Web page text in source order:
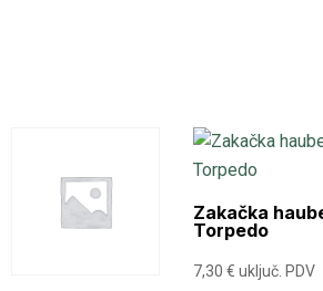
Zakačka
Torpedo
7,30 € uključ. PDV